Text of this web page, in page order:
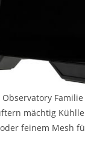
mächtig
feinem Mesh